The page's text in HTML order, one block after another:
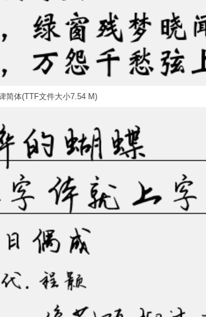
简体(TTF文件大小7.54 M)